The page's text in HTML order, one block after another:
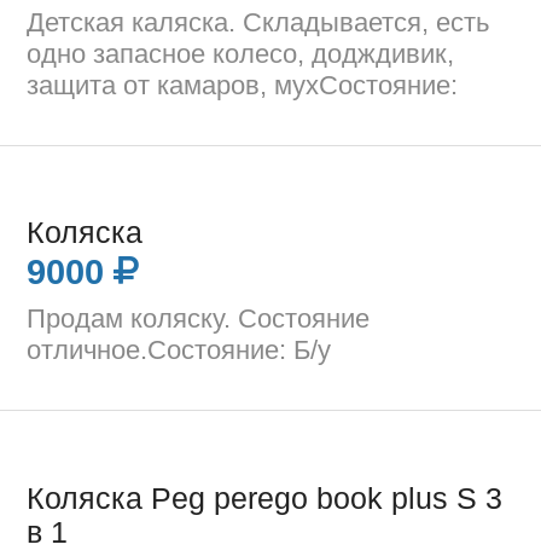
Детская каляска. Складывается, есть
одно запасное колесо, додждивик,
защита от камаров, мухСостояние:
Коляска
9000
Продам коляску. Состояние
отличное.Состояние: Б/у
Коляска Peg perego book plus S 3
в 1